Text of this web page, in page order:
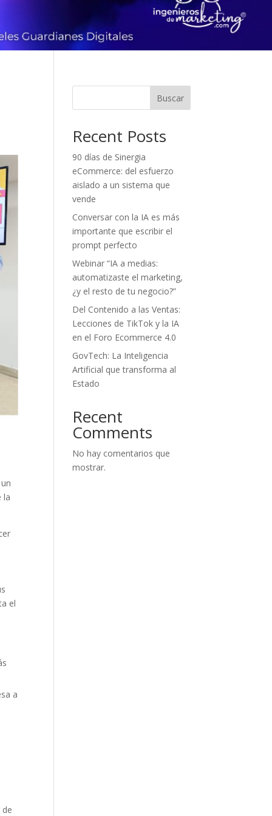
la
el
a
Buscar
Recent Posts
90 días de Sinergia
eCommerce: del esfuerzo
aislado a un sistema que
vende
Conversar con la IA es más
importante que escribir el
prompt perfecto
Webinar “IA a medias:
automatizaste el marketing,
¿y el resto de tu negocio?”
Del Contenido a las Ventas:
Lecciones de TikTok y la IA
en el Foro Ecommerce 4.0
GovTech: La Inteligencia
Artificial que transforma al
Estado
Recent
Comments
No hay comentarios que
mostrar.